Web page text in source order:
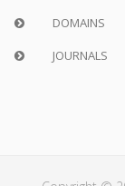
DOMAINS
JOURNALS